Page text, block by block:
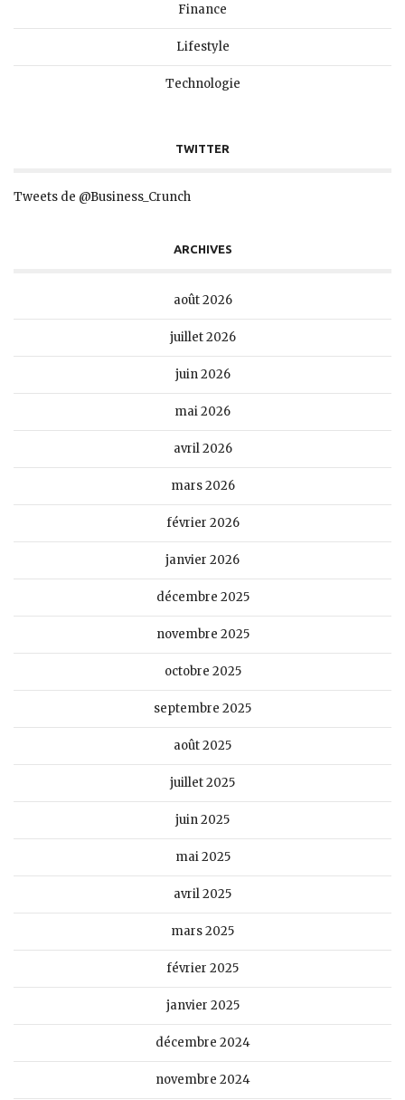
Finance
Lifestyle
Technologie
TWITTER
Tweets de @Business_Crunch
ARCHIVES
août 2026
juillet 2026
juin 2026
mai 2026
avril 2026
mars 2026
février 2026
janvier 2026
décembre 2025
novembre 2025
octobre 2025
septembre 2025
août 2025
juillet 2025
juin 2025
mai 2025
avril 2025
mars 2025
février 2025
janvier 2025
décembre 2024
novembre 2024